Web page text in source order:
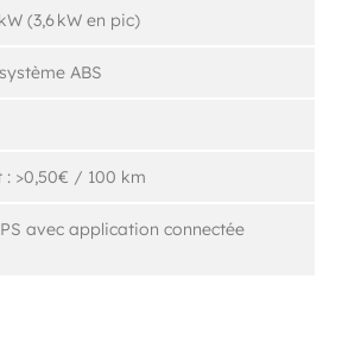
(3,6 kW en pic)
ABS
: >0,50€ / 100 km
avec application connectée